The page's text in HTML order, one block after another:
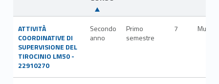
ATTIVITÀ
COORDINATIVE DI
SUPERVISIONE DEL
TIROCINIO LM50 -
22910270
Secondo
anno
Primo
semestre
7